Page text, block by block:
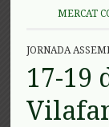
MERCAT
JORNADA
17-19